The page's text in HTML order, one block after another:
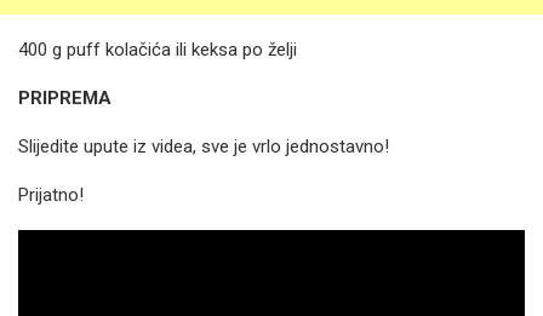
400 g puff kolačića ili keksa po želji
PRIPREMA
Slijedite upute iz videa, sve je vrlo jednostavno!
Prijatno!